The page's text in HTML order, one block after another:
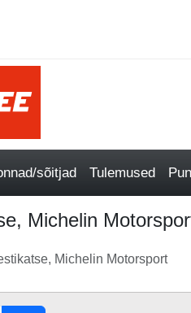
sõitjad Tulemused
Michelin
Michelin Motorsport